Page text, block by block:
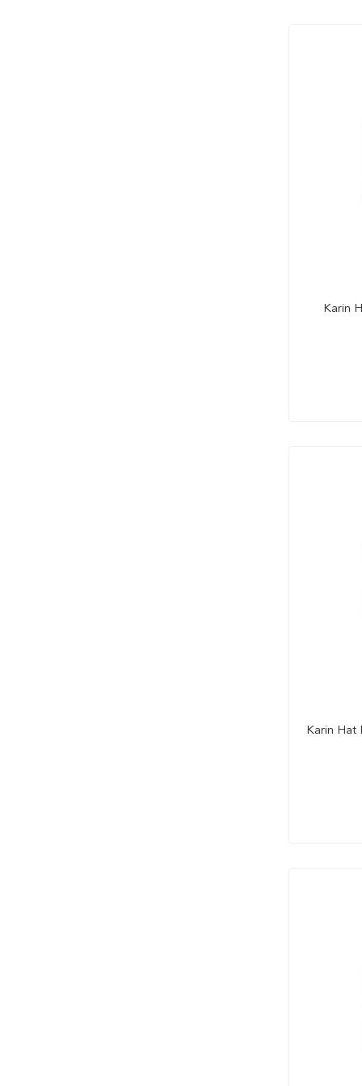
Karin
Karin Hat